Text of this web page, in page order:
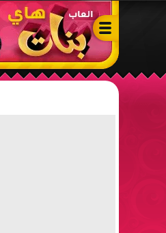
ألعاب بنات هاي – أفضل